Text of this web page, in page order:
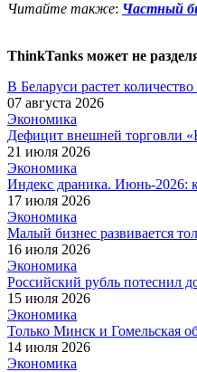
Читайте также: Частный
ThinkTanks может не
В Беларуси растет
07 августа 2026
Экономика
Дефицит внешней торговли
21 июля 2026
Экономика
Индекс драника. Июнь-2026:
17 июля 2026
Экономика
Малый бизнес развивается
16 июля 2026
Экономика
Российский рубль потеснил
15 июля 2026
Экономика
Только Минск и Гомельская
14 июля 2026
Экономика